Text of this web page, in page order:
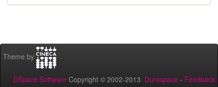
Theme by
DSpace Software Copyright © 2002-2013 Duraspace - Feedback